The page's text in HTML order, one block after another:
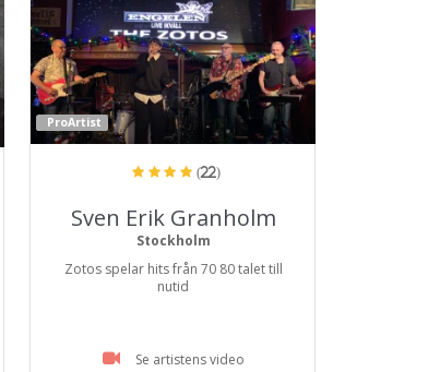
ProArtist
(22)
Sven Erik Granholm
Stockholm
Zotos spelar hits från 70 80 talet till
nutid
Se artistens video